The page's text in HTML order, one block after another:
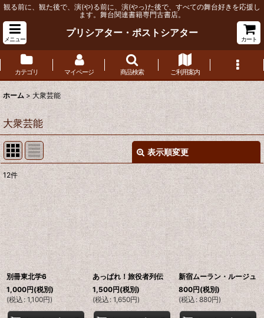
観る前に、観た後で、演(や)る前に、演(やっ)た後で、すべての舞台好きを応援し
ます。舞台関連書籍専門古書店。
メニュー
プリシアター・ポストシアター
カート
カテゴリ マイページ 商品検索 ご利用案内
ホーム > 大衆芸能
大衆芸能
表示順変更
表示数 :
並び順
絞り込む
12件
別冊東北学6
1,000円(税別)
(税込: 1,100円)
あっぱれ！旅役者列伝
1,500円(税別)
(税込: 1,650円)
新宿ムーラン・ルージュ
800円(税別)
(税込 : 880円)